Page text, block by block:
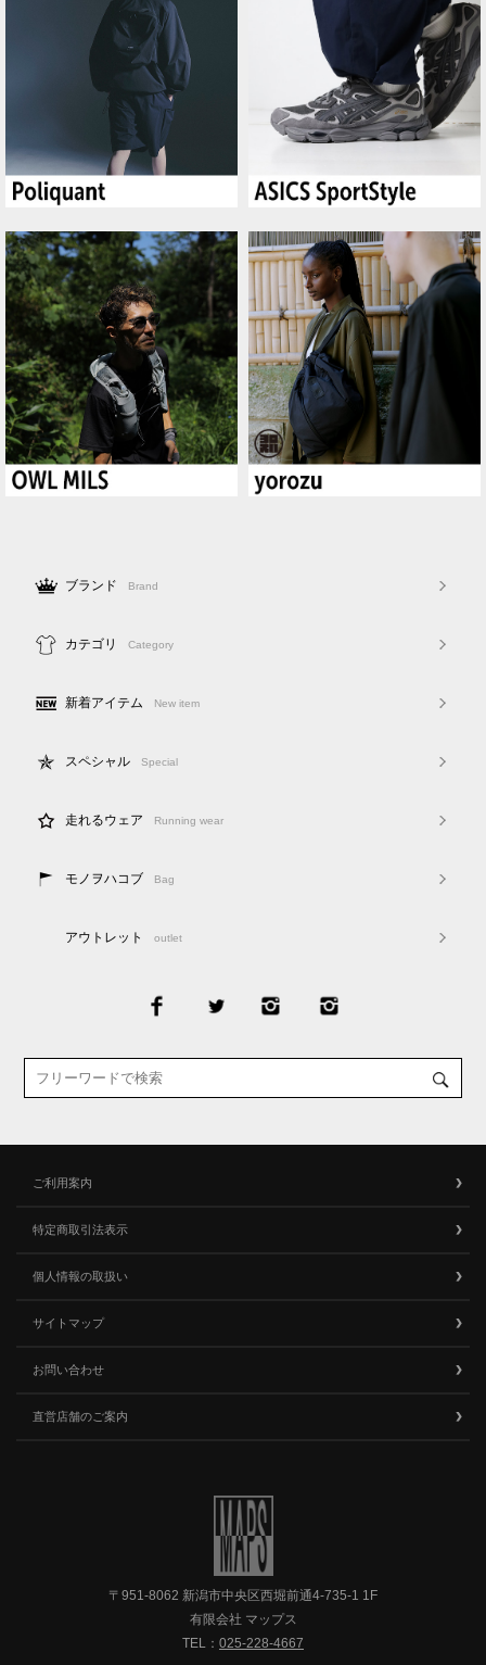
ブランド Brand
カテゴリ Category
新着アイテム New item
スペシャル Special
走れるウェア Running wear
モノヲハコブ Bag
アウトレット outlet
ご利用案内
特定商取引法表示
個人情報の取扱い
サイトマップ
お問い合わせ
直営店舗のご案内
〒951-8062 新潟市中央区西堀前通4-735-1 1F
有限会社 マップス
TEL： 025-228-4667